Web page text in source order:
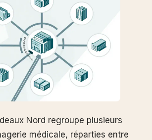
Nord regroupe plusieurs
médicale, réparties entre